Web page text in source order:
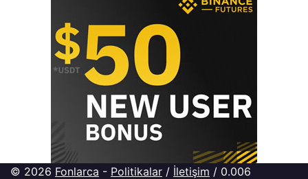
© 2026 Fonlarca - Politikalar / İletişim / 0.006